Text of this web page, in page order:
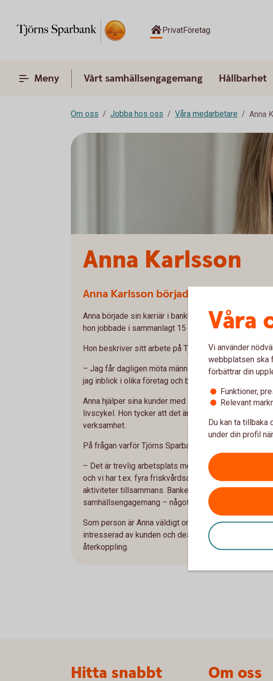
PrivatFöretag
Meny Vårt samhällsengagemang Hållbarhet
Om oss Jobba hos oss Våra medarbetare Anna
Anna Karlsson
Anna Karlsson började jobba på
Anna började sin karriär i bankbranschen på
hon jobbade i sammanlagt 15 år.
Hon beskriver sitt arbete på Tjörns Sparbank som
– Jag får dagligen möta människor som brinner för
jag inblick i olika företag och branscher i både med-
Anna hjälper sina kunder med allt från daglig drift till
livscykel. Hon tycker att det är väldigt roligt att följa
verksamhet.
På frågan varför Tjörns Sparbank är en bra arbetsplats
– Det är trevlig arbetsplats med goa kollegor och
och vi har t.ex. fyra friskvårdsaktiviteter där vi
aktiviteter tillsammans. Bankens vinst går tillbaka till
samhällsengagemang – något jag känner mig väldigt
Som person är Anna väldigt omtänksam, både mot
intresserad av kunden och dess affär, är enkel att ha
återkoppling.
Våra
Vi använder
webbplatsen ska
förbättrar din
Funktioner,
Relevant
Du kan ta tillbaka
under din profil
Hitta snabbt Om oss